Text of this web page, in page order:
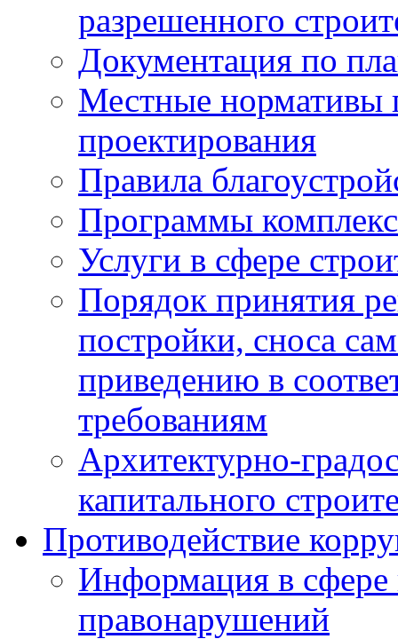
разрешенного
Документация по
Местные нормативы
проектирования
Правила
Программы
Услуги в сфере
Порядок принятия
постройки, сноса
приведению в
требованиям
Архитектурно-
капитального
Противодействие
Информация в сфере
правонарушений